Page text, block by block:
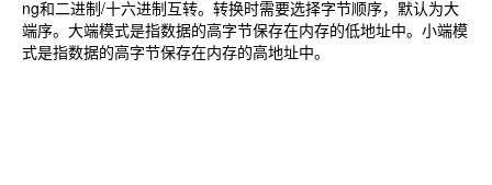
ng和二进制/十六进制互转。转换时需要选择字节顺序，默认为大
端序。大端模式是指数据的高字节保存在内存的低地址中。小端模
式是指数据的高字节保存在内存的高地址中。